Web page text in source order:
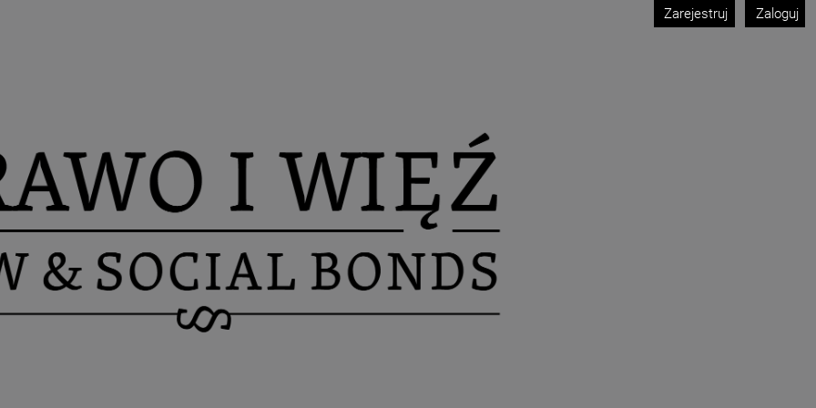
Zarejestruj Zaloguj